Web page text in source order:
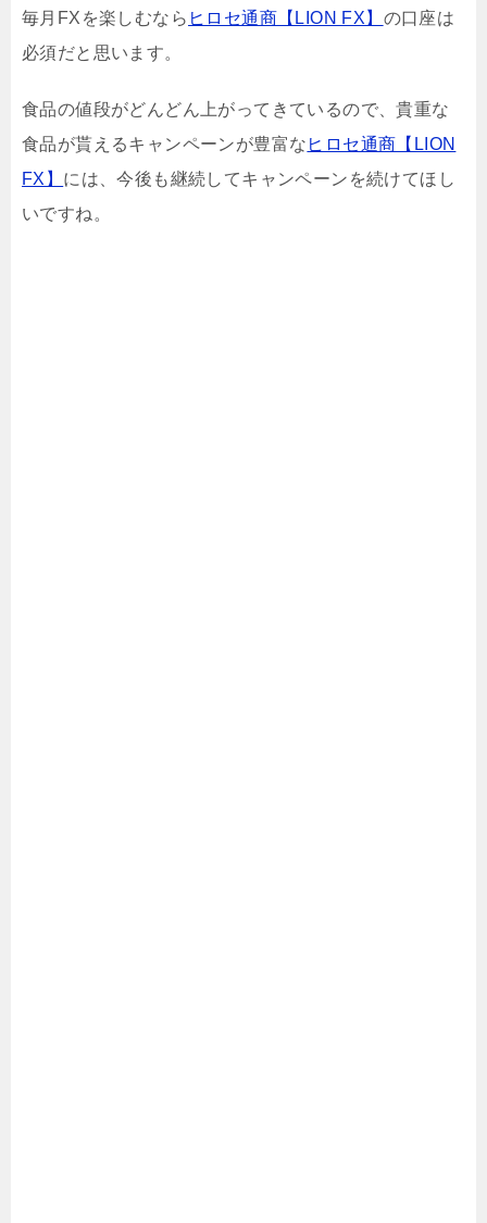
毎月FXを楽しむなら ヒロセ通商【LION FX】 の口座は
必須だと思います。
食品の値段がどんどん上がってきているので、貴重な
食品が貰えるキャンペーンが豊富な ヒロセ通商【LION
FX】 には、今後も継続してキャンペーンを続けてほし
いですね。